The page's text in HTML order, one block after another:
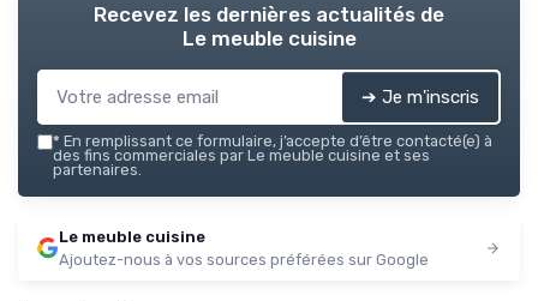
Recevez les dernières actualités de
Le meuble cuisine
➔ Je m'inscris
* En remplissant ce formulaire, j’accepte d’être contacté(e) à
des fins commerciales par Le meuble cuisine et ses
partenaires.
Le meuble cuisine
Ajoutez-nous à vos sources préférées sur Google